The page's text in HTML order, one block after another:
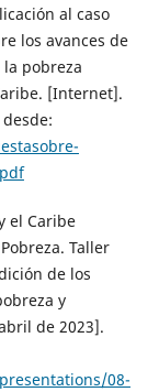
al caso
los avances de
pobreza
[Internet].
el Caribe
Taller
de los
y
de 2023].
08-